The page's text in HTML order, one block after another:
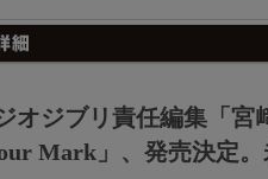
オジブリ責任編集「宮
Mark」、発売決定